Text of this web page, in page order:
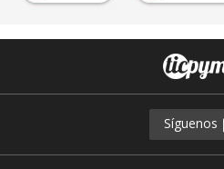
Síguenos